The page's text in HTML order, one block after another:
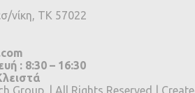
νίκη, ΤΚ 57022
: 8:30 – 16:30
Group. | All Rights Reserved |